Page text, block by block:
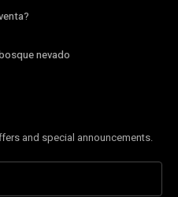
nevado
and special announcements.